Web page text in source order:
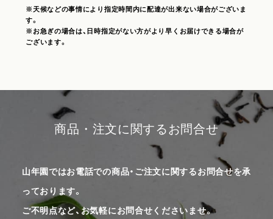
※天候などの事情により指定時間内に配達が出来ない場合がございま
す。
※お急ぎの場合は、日時指定がない方がより早くお届けできる場合が
ございます。
商品・注文に関するお問合せ
山年園ではお電話での商品・ご注文に関するお問合せを承
っております。
ご不明点など、お気軽にお問合せくださいませ。